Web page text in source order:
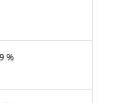
%